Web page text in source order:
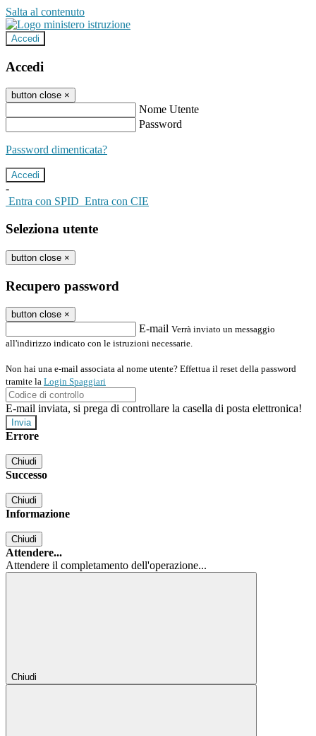
Salta al contenuto
Accedi
Accedi
button close ×
Nome Utente
Password
Password dimenticata?
-
Entra con SPID Entra con CIE
Seleziona utente
button close ×
Recupero password
button close ×
E-mail Verrà inviato un messaggio
all'indirizzo indicato con le istruzioni necessarie.
Non hai una e-mail associata al nome utente? Effettua il reset della password
tramite la Login Spaggiari
E-mail inviata, si prega di controllare la casella di posta elettronica!
Errore
Chiudi
Successo
Chiudi
Informazione
Chiudi
Attendere...
Attendere il completamento dell'operazione...
Chiudi